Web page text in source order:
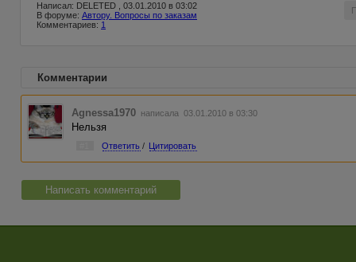
Написал: DELETED , 03.01.2010 в 03:02
В форуме: Автору. Вопросы по заказам
Комментариев: 1
Комментарии
Agnessa1970 написала 03.01.2010 в 03:30
Нельзя
Ответить / Цитировать
Написать комментарий